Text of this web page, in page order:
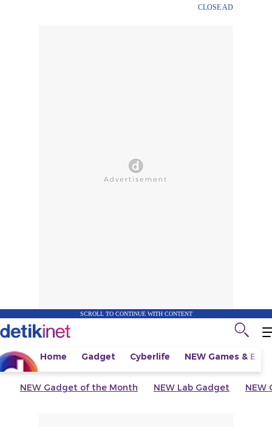
CLOSE AD
SCROLL TO CONTINUE WITH CONTENT
Home Gadget Cyberlife NEW Games &
NEW Gadget of the Month NEW Lab Gadget NEW